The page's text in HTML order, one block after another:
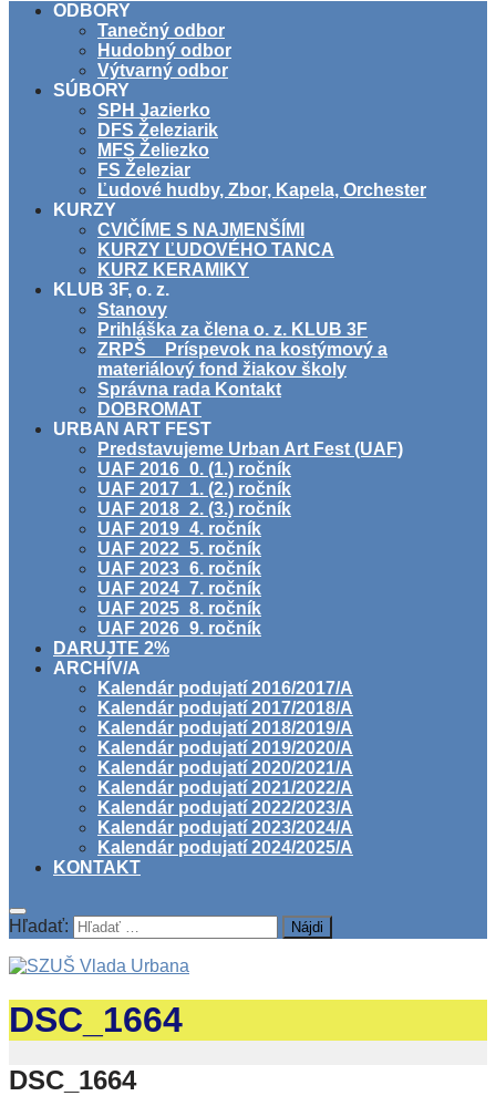
ODBORY
Tanečný odbor
Hudobný odbor
Výtvarný odbor
SÚBORY
SPH Jazierko
DFS Železiarik
MFS Želiezko
FS Železiar
Ľudové hudby, Zbor, Kapela, Orchester
KURZY
CVIČÍME S NAJMENŠÍMI
KURZY ĽUDOVÉHO TANCA
KURZ KERAMIKY
KLUB 3F, o. z.
Stanovy
Prihláška za člena o. z. KLUB 3F
ZRPŠ _ Príspevok na kostýmový a
materiálový fond žiakov školy
Správna rada Kontakt
DOBROMAT
URBAN ART FEST
Predstavujeme Urban Art Fest (UAF)
UAF 2016_0. (1.) ročník
UAF 2017_1. (2.) ročník
UAF 2018_2. (3.) ročník
UAF 2019_4. ročník
UAF 2022_5. ročník
UAF 2023_6. ročník
UAF 2024_7. ročník
UAF 2025_8. ročník
UAF 2026_9. ročník
DARUJTE 2%
ARCHÍV/A
Kalendár podujatí 2016/2017/A
Kalendár podujatí 2017/2018/A
Kalendár podujatí 2018/2019/A
Kalendár podujatí 2019/2020/A
Kalendár podujatí 2020/2021/A
Kalendár podujatí 2021/2022/A
Kalendár podujatí 2022/2023/A
Kalendár podujatí 2023/2024/A
Kalendár podujatí 2024/2025/A
KONTAKT
Hľadať:
DSC_1664
DSC_1664